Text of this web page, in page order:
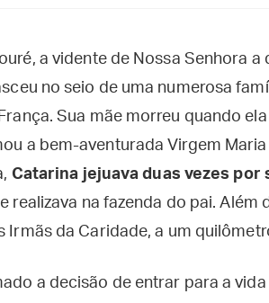
a vidente de Nossa Senhora a
no seio de uma numerosa
Sua mãe morreu quando
a bem-aventurada Virgem
Catarina jejuava duas vezes por
realizava na fazenda do pai. Além
Irmãs da Caridade, a um
a decisão de entrar para a